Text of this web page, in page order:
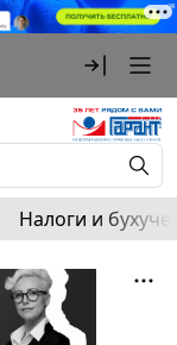
Налоги и